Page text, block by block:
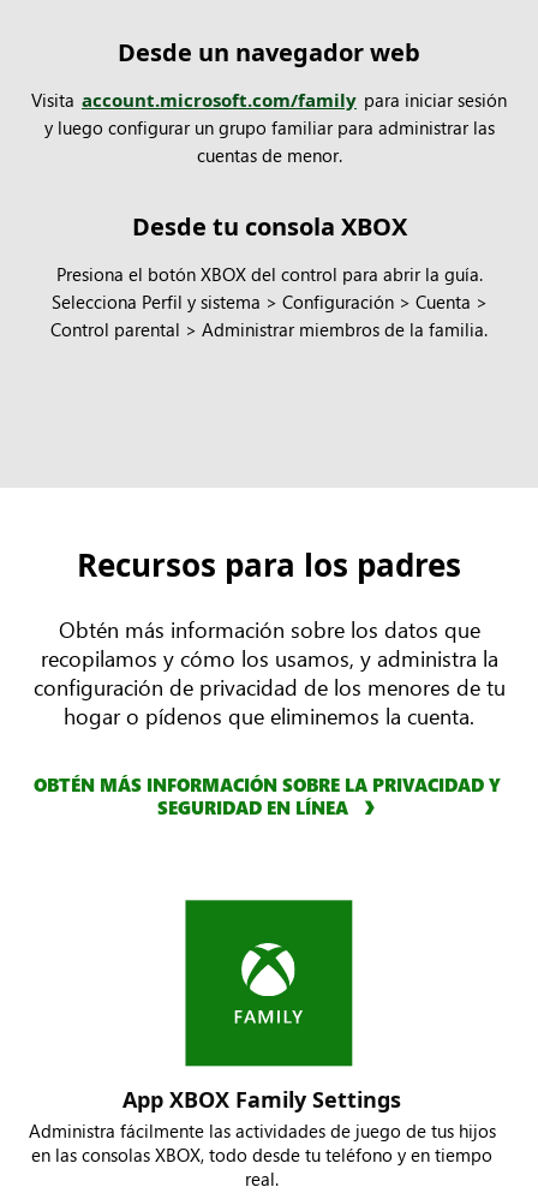
Desde un navegador web
Visita account.microsoft.com/family para iniciar sesión
y luego configurar un grupo familiar para administrar las
cuentas de menor.
Desde tu consola XBOX
Presiona el botón XBOX del control para abrir la guía.
Selecciona Perfil y sistema > Configuración > Cuenta >
Control parental > Administrar miembros de la familia.
Recursos para los padres
Obtén más información sobre los datos que
recopilamos y cómo los usamos, y administra la
configuración de privacidad de los menores de tu
hogar o pídenos que eliminemos la cuenta.
OBTÉN MÁS INFORMACIÓN SOBRE LA PRIVACIDAD Y
SEGURIDAD EN LÍNEA
App XBOX Family Settings
Administra fácilmente las actividades de juego de tus hijos
en las consolas XBOX, todo desde tu teléfono y en tiempo
real.